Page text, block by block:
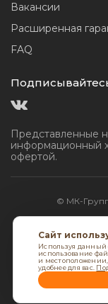
Сайт
Используя данный
использование
и
удобнее для вас.
Вакансии
Расширенная
FAQ
Представленные
информационный
офертой.
© МК-